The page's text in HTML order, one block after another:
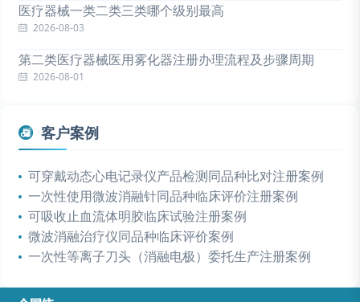
医疗器械一类二类三类哪个级别最高
2026-08-03
第二类医疗器械医用雾化器注册办理流程及步骤周期
2026-08-01
客户案例
可穿戴动态心电记录仪产品检测同品种比对注册案例
一次性使用微波消融针同品种临床评价注册案例
可吸收止血流体明胶临床试验注册案例
微波消融治疗仪同品种临床评价案例
一次性等离子刀头（消融电极）委托生产注册案例